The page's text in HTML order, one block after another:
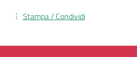
Stampa / Condividi